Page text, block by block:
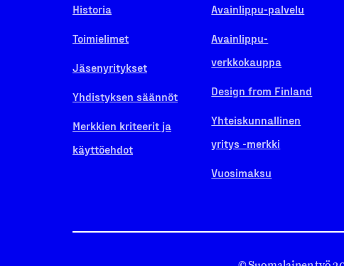
Historia
Toimielimet
Jäsenyritykset
Yhdistyksen säännöt
Merkkien kriteerit ja
käyttöehdot
Avainlippu-palvelu
Avainlippu-
verkkokauppa
Design from Finland
Yhteiskunnallinen
yritys -merkki
Vuosimaksu